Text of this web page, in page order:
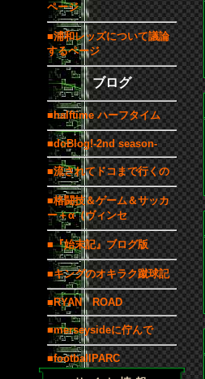
ページ
■浦和レッズについて議論
するページ
ブログ
■halftime ハーフタイム
■doBlog!-2nd season-
■流されてドコまで行くの
■格闘技＆ゲーム＆サッカ
ー＋α（ヴィンセ
■『始末記』ブログ版
■キングのオキラク蹴球記
■RYAN ROAD
■merseysideに佇んで
■footballPARC